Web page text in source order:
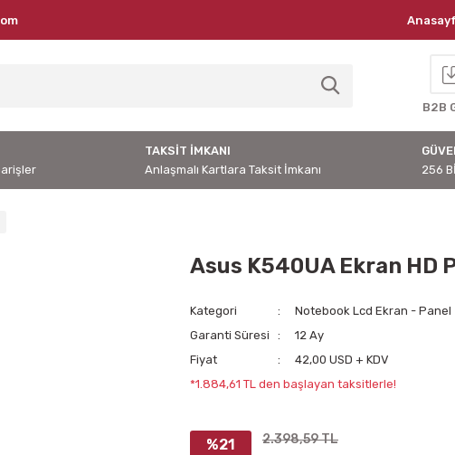
B2B
TAKSİT İMKANI
Anlaşmalı Kartlara Taksit İmkanı
256
Asus K540UA Ekran HD
Kategori
Notebook Lcd Ekran - Panel
Garanti Süresi
12 Ay
Fiyat
42,00 USD + KDV
*1.884,61 TL den başlayan taksitlerle!
%21 2.398,59 TL